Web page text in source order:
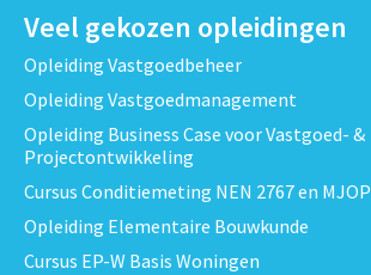
Veel gekozen opleidingen
Opleiding Vastgoedbeheer
Opleiding Vastgoedmanagement
Opleiding Business Case voor Vastgoed- &
Projectontwikkeling
Cursus Conditiemeting NEN 2767 en MJOP
Opleiding Elementaire Bouwkunde
Cursus EP-W Basis Woningen